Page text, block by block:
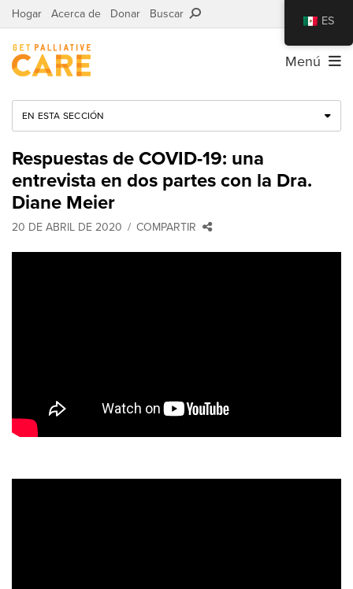
Hogar Acerca de Donar Buscar
Menú
EN ESTA SECCIÓN
Respuestas de COVID-19: una
entrevista en dos partes con la Dra.
Diane Meier
20 DE ABRIL DE 2020 COMPARTIR
ES